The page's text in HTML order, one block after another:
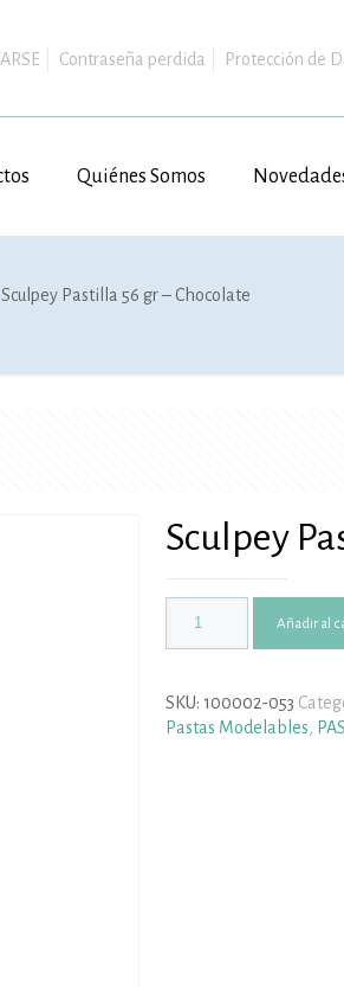
Contraseña perdida Protección de
Quiénes Somos
Pastilla 56 gr – Chocolate
Sculpey
Añadir al
SKU: 100002-053
Pastas Modelables